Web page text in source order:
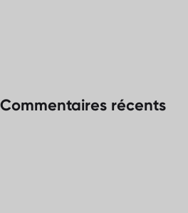
Commentaires récents